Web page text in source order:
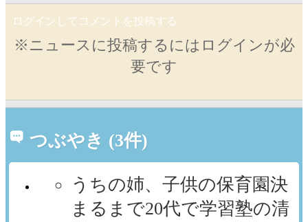
ログインしてコメントを投稿する
※ニュースに投稿するにはログインが必
要です
つぶやき (3件)
うちの姉、子供の保育園決
まるまで20代で学習塾の清